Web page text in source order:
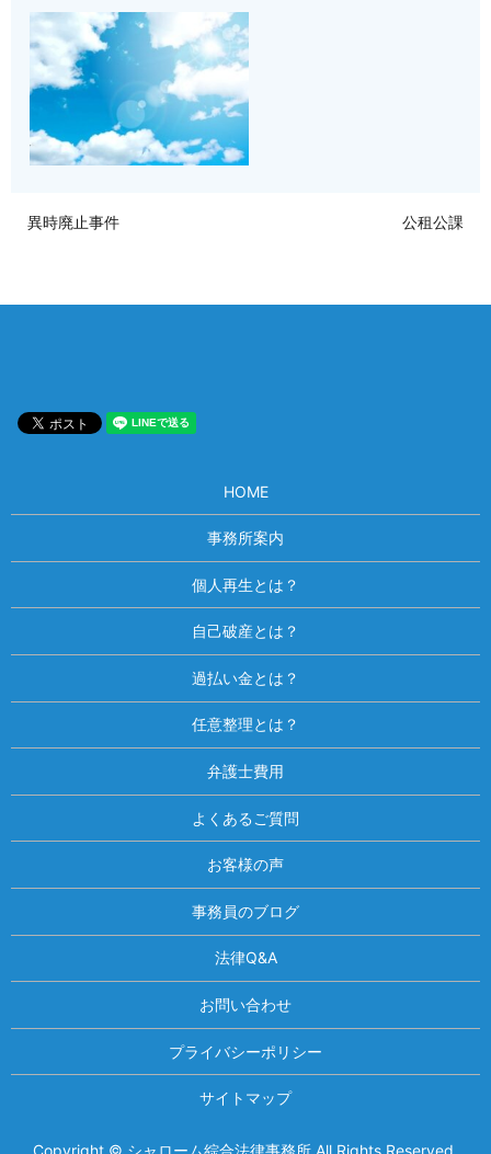
異時廃止事件 公租公課
HOME
事務所案内
個人再生とは？
自己破産とは？
過払い金とは？
任意整理とは？
弁護士費用
よくあるご質問
お客様の声
事務員のブログ
法律Q&A
お問い合わせ
プライバシーポリシー
サイトマップ
Copyright © シャローム綜合法律事務所 All Rights Reserved.